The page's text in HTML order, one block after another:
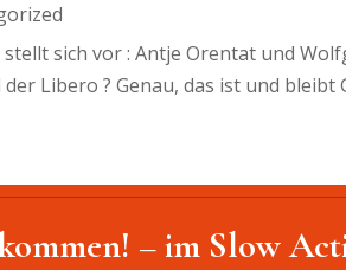
sich vor : Antje Orentat und
Libero ? Genau, das ist und
– im Slow